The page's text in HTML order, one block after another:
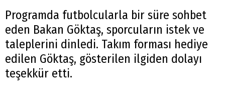
Programda futbolcularla bir süre sohbet
eden Bakan Göktaş, sporcuların istek ve
taleplerini dinledi. Takım forması hediye
edilen Göktaş, gösterilen ilgiden dolayı
teşekkür etti.